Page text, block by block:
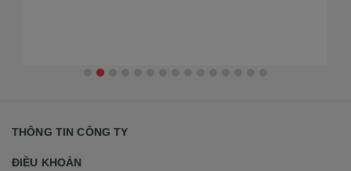
THÔNG TIN CÔNG TY
ĐIỀU KHOẢN